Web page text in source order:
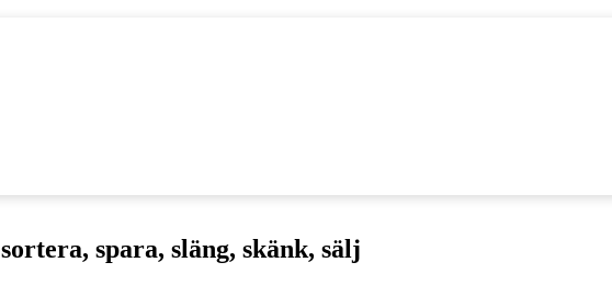
sortera, spara, släng, skänk, sälj